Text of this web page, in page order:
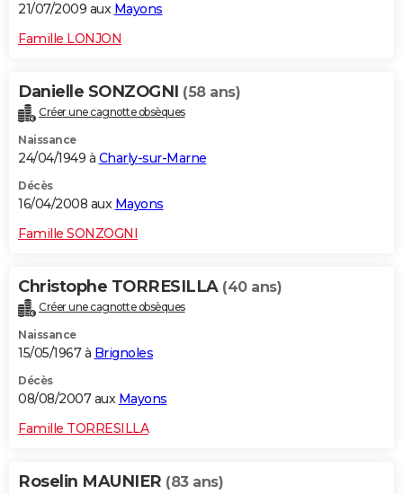
21/07/2009 aux Mayons
Famille LONJON
Danielle SONZOGNI (58 ans)
Créer une cagnotte obsèques
Naissance
24/04/1949 à Charly-sur-Marne
Décès
16/04/2008 aux Mayons
Famille SONZOGNI
Christophe TORRESILLA (40 ans)
Créer une cagnotte obsèques
Naissance
15/05/1967 à Brignoles
Décès
08/08/2007 aux Mayons
Famille TORRESILLA
Roselin MAUNIER (83 ans)